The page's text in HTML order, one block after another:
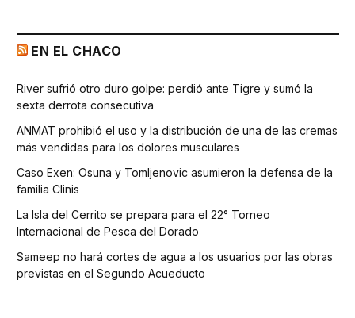
EN EL CHACO
River sufrió otro duro golpe: perdió ante Tigre y sumó la
sexta derrota consecutiva
ANMAT prohibió el uso y la distribución de una de las cremas
más vendidas para los dolores musculares
Caso Exen: Osuna y Tomljenovic asumieron la defensa de la
familia Clinis
La Isla del Cerrito se prepara para el 22° Torneo
Internacional de Pesca del Dorado
Sameep no hará cortes de agua a los usuarios por las obras
previstas en el Segundo Acueducto